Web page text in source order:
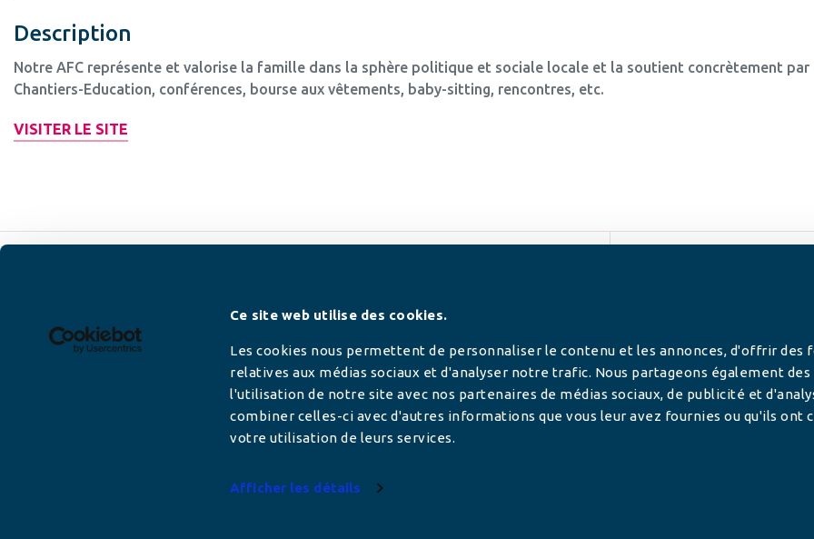
Ce site web utilise des cookies.
Les cookies nous permettent de personnaliser le contenu et les annonces, d'offrir des
relatives aux médias sociaux et d'analyser notre trafic. Nous partageons également
l'utilisation de notre site avec nos partenaires de médias sociaux, de publicité et
combiner celles-ci avec d'autres informations que vous leur avez fournies ou qu'ils ont
votre utilisation de leurs services.
Afficher les détails
Description
Notre AFC représente et valorise la famille dans la sphère politique et sociale locale et la soutient concrètement par
Chantiers-Education, conférences, bourse aux vêtements, baby-sitting, rencontres, etc.
VISITER LE SITE
Newsletter